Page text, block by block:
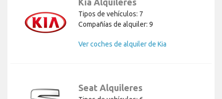
Tipos de vehículos: 7
Compañías de alquiler: 9
Ver coches de alquiler de Kia
Seat Alquileres